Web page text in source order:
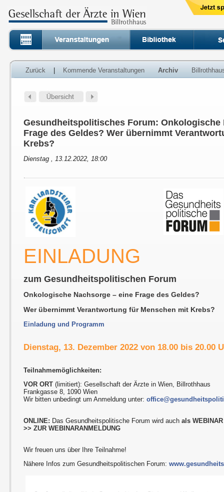
Zurück Kommende Veranstaltungen Archiv
Gesundheitspolitisches Forum: Onkologische
Frage des Geldes? Wer übernimmt
Krebs?
Dienstag , 13.12.2022, 18:00
EINLADUNG
zum Gesundheitspolitischen Forum
Onkologische Nachsorge – eine Frage des Geldes?
Wer übernimmt Verantwortung für Menschen mit Krebs?
Einladung und Programm
Dienstag, 13. Dezember 2022 von 18.00 bis 20.00
Teilnahmemöglichkeiten:
VOR ORT (limitiert): Gesellschaft der Ärzte in Wien, Billrothhaus
Frankgasse 8, 1090 Wien
Wir bitten unbedingt um Anmeldung unter:
ONLINE: Das Gesundheitspolitische Forum wird auch als WEBINAR
>> ZUR WEBINARANMELDUNG
Wir freuen uns über Ihre Teilnahme!
Nähere Infos zum Gesundheitspolitischen Forum: